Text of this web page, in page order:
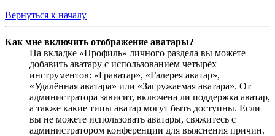
Вернуться к началу
Как мне включить отображение аватары?
На вкладке «Профиль» личного раздела вы можете
добавить аватару с использованием четырёх
инструментов: «Граватар», «Галерея аватар»,
«Удалённая аватара» или «Загружаемая аватара». От
администратора зависит, включена ли поддержка аватар,
а также какие типы аватар могут быть доступны. Если
вы не можете использовать аватары, свяжитесь с
администратором конференции для выяснения причин.